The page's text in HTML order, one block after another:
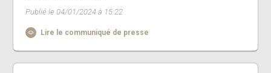
Publié le 04/01/2024 à 15:22
Lire le communiqué de presse